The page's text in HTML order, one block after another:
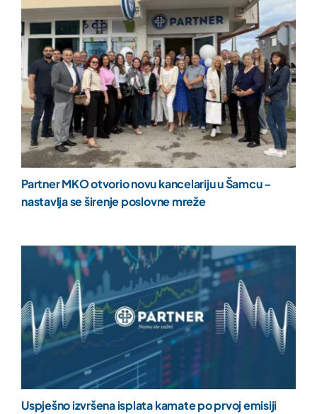
Partner MKO otvorio novu kancelariju u Šamcu –
nastavlja se širenje poslovne mreže
Uspješno izvršena isplata kamate po prvoj emisiji